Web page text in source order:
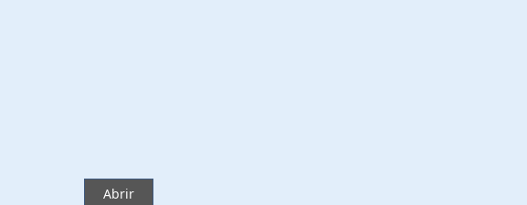
Abrir